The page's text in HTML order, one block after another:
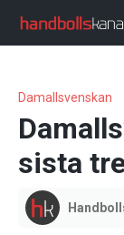
Damallsvenskan
sista